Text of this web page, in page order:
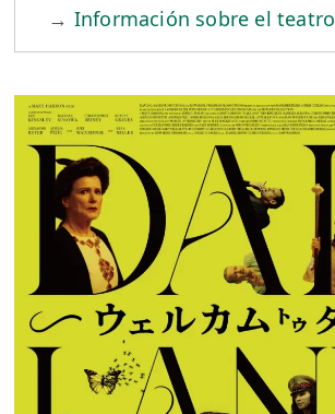
→ Información sobre el teatro